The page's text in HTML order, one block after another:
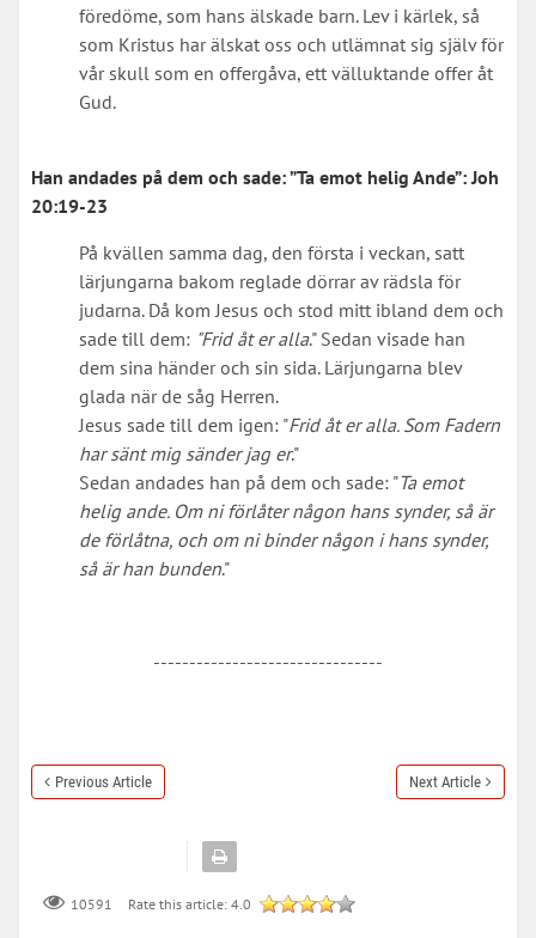
föredöme, som hans älskade barn. Lev i kärlek, så
som Kristus har älskat oss och utlämnat sig själv för
vår skull som en offergåva, ett välluktande offer åt
Gud.
Han andades på dem och sade: ”Ta emot helig Ande”:Joh
20:19-23
På kvällen samma dag, den första i veckan, satt
lärjungarna bakom reglade dörrar av rädsla för
judarna. Då kom Jesus och stod mitt ibland dem och
sade till dem: "Frid åt er alla." Sedan visade han
dem sina händer och sin sida. Lärjungarna blev
glada när de såg Herren.
Jesus sade till dem igen: "Frid åt er alla. Som Fadern
har sänt mig sänder jag er."
Sedan andades han på dem och sade: "Ta emot
helig ande. Om ni förlåter någon hans synder, så är
de förlåtna, och om ni binder någon i hans synder,
så är han bunden."
--------------------------------
Previous Article Next Article
10591 Rate this article: 4.0